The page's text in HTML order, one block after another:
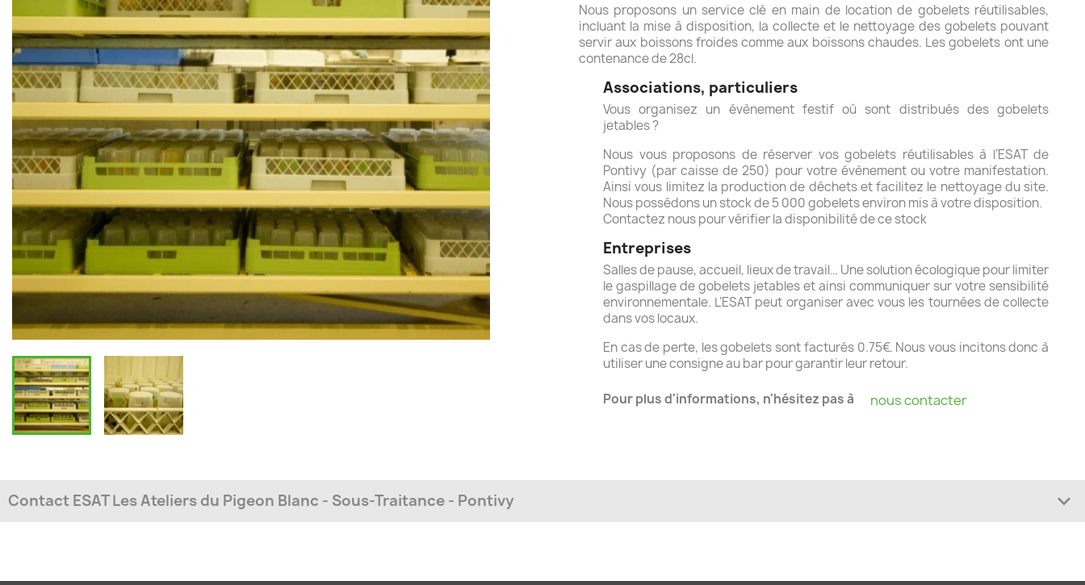
Nous proposons un service clé en main de location de gobelets réutilisables,
incluant la mise à disposition, la collecte et le nettoyage des gobelets pouvant
servir aux boissons froides comme aux boissons chaudes. Les gobelets ont une
contenance de 28cl.
Associations, particuliers
Vous organisez un évènement festif où sont distribués des gobelets
jetables ?
Nous vous proposons de réserver vos gobelets réutilisables à l’ESAT de
Pontivy (par caisse de 250) pour votre évènement ou votre manifestation.
Ainsi vous limitez la production de déchets et facilitez le nettoyage du site.
Nous possédons un stock de 5 000 gobelets environ mis à votre disposition.
Contactez nous pour vérifier la disponibilité de ce stock
Entreprises
Salles de pause, accueil, lieux de travail… Une solution écologique pour limiter
le gaspillage de gobelets jetables et ainsi communiquer sur votre sensibilité
environnementale. L’ESAT peut organiser avec vous les tournées de collecte
dans vos locaux.
En cas de perte, les gobelets sont facturés 0.75€. Nous vous incitons donc à
utiliser une consigne au bar pour garantir leur retour.
Pour plus d'informations, n'hésitez pas à nous contacter
Contact ESAT Les Ateliers du Pigeon Blanc - Sous-Traitance - Pontivy expand_more
56 304 Pontivy Cedex